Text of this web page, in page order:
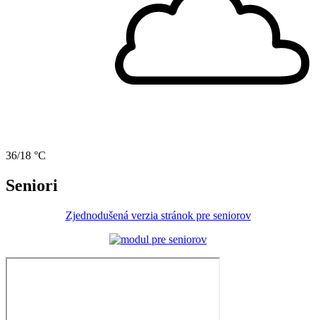
36/18 °C
Seniori
Zjednodušená verzia stránok pre seniorov